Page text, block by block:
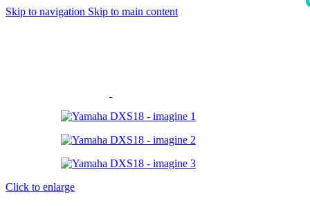
Skip to navigation Skip to main content
Click to enlarge